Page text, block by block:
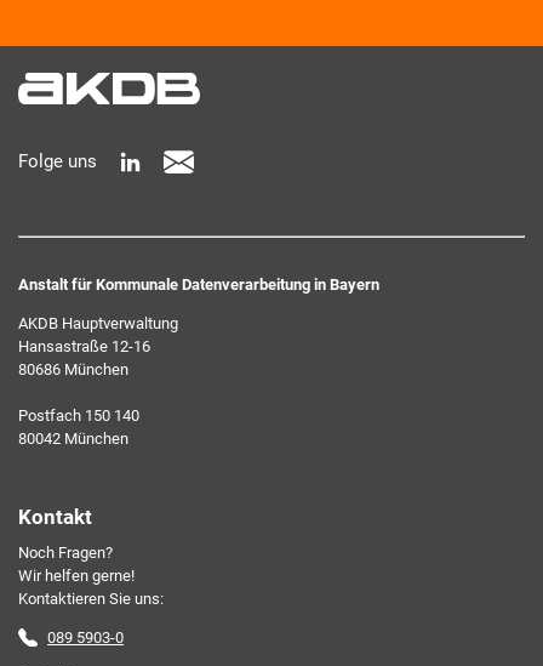
informativ und selbstverständlich kostenlos. Aber auch
schnell und ressourcenschonend, eben ganz zeitgemäß digital.
widerrufen können.
einverstanden. Detaillierte Informationen zur Verarbeitung
Folge uns
Anstalt für Kommunale Datenverarbeitung in Bayern
AKDB Hauptverwaltung
Hansastraße 12-16
80686 München
Postfach 150 140
80042 München
Kontakt
Noch Fragen?
Wir helfen gerne!
Kontaktieren Sie uns:
089 5903-0